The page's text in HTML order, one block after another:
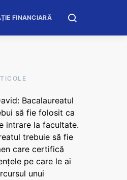
FINANCIARĂ
Bacalaureatul
să fie folosit ca
intrare la facultate.
trebuie să fie
care certifică
pe care le ai
unui